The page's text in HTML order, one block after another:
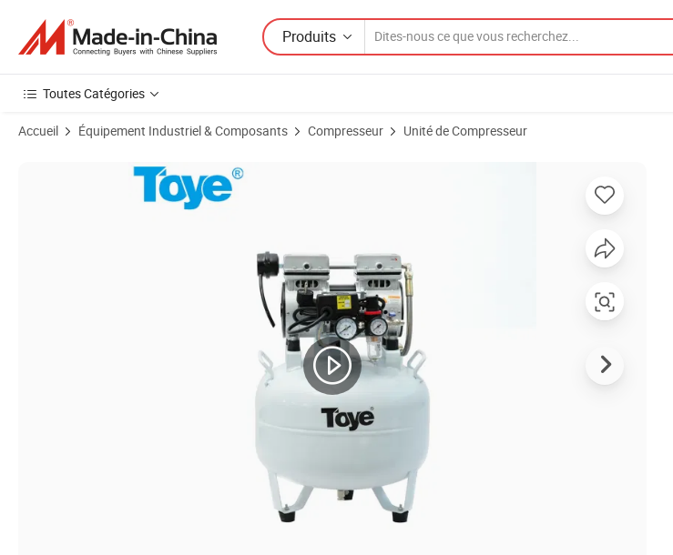
Produits
Toutes Catégories
Accueil Équipement Industriel & Composants Compresseur Unité de Compresseur
Images du produit de Prix d'usine compresseur d'air sans huile pour usage médical dentaire